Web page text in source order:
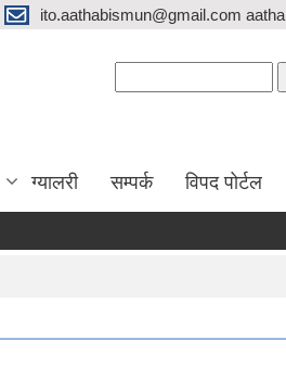
ito.aathabismun@gmail.com
ग्यालरी सम्पर्क विपद पोर्टल